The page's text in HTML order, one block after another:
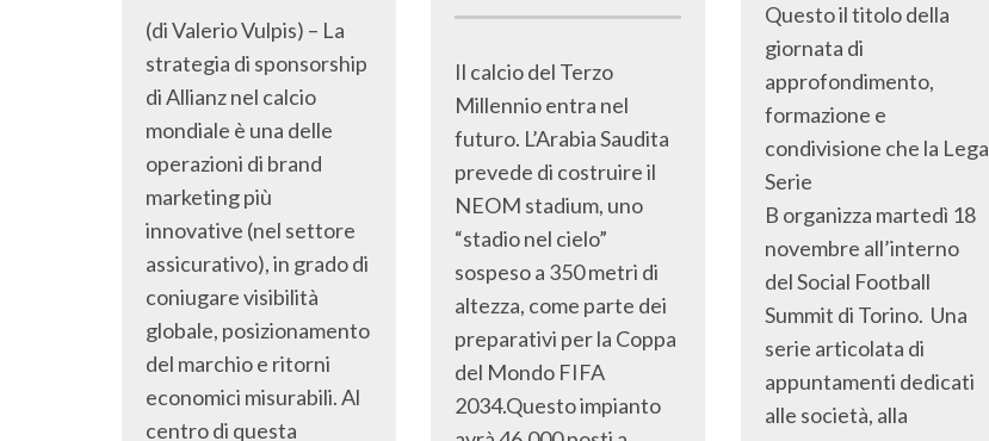
(di Valerio Vulpis) – La
strategia di sponsorship
di Allianz nel calcio
mondiale è una delle
operazioni di brand
marketing più
innovative (nel settore
assicurativo), in grado di
coniugare visibilità
globale, posizionamento
del marchio e ritorni
economici misurabili. Al
centro di questa
Il calcio del Terzo
Millennio entra nel
futuro. L’Arabia Saudita
prevede di costruire il
NEOM stadium, uno
“stadio nel cielo”
sospeso a 350 metri di
altezza, come parte dei
preparativi per la Coppa
del Mondo FIFA
2034.Questo impianto
Questo il titolo della
giornata di
approfondimento,
formazione e
condivisione che la Lega
Serie
B organizza martedì 18
novembre all’interno
del Social Football
Summit di Torino. Una
serie articolata di
appuntamenti dedicati
alle società, alla